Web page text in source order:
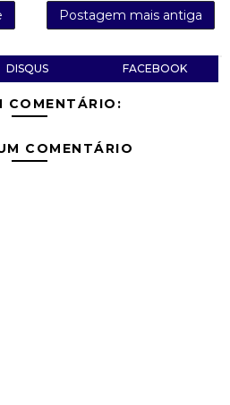
Postagem mais antiga
DISQUS FACEBOOK
COMENTÁRIO:
COMENTÁRIO